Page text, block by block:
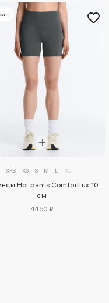
XXS XS S M L XL
Hot pants Comfortlux 10
см
4450 ₽